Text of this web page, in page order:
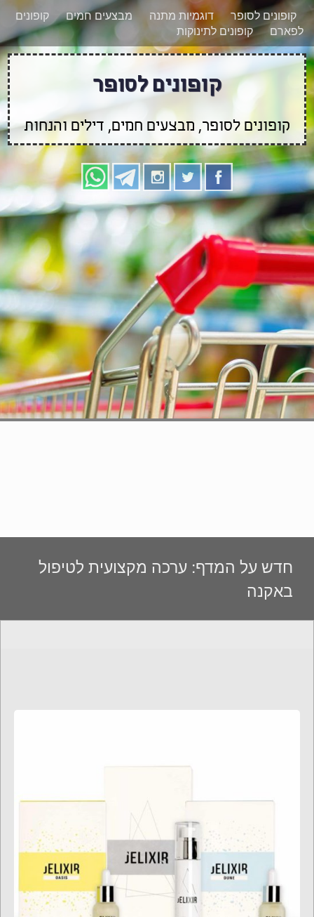
רוצים להישאר מעודכנים לגבי קופונים חדשים?
הצטרפו אלינו גם
בוואטסאפ
קופונים לסופר דוגמיות מתנה מבצעים חמים
קופונים
לפארם
קופונים לתינוקות
קופונים לסופר
קופונים לסופר, מבצעים חמים, דילים והנחות
חדש על המדף: ערכה מקצועית לטיפול
באקנה